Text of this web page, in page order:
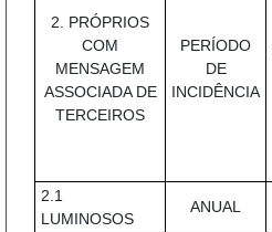
2. PRÓPRIOS
COM
MENSAGEM
ASSOCIADA DE
TERCEIROS
PERÍODO
DE
INCIDÊNCIA
2.1
LUMINOSOS
ANUAL